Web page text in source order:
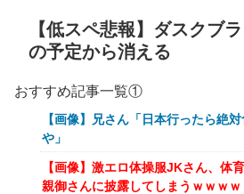
【低スペ悲報】ダスクブ
の予定から消える
おすすめ記事一覧①
【画像】兄さん「日本行ったら絶
や」
【画像】激エロ体操服JKさん、体
親御さんに披露してしまうｗｗｗｗ